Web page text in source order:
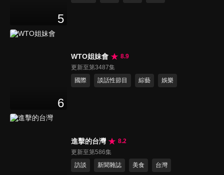
5
6
WTO姐妹會
8.9
更新至第3487集
國際
談話性節目 綜藝 娛樂
進擊的台灣
8.2
更新至第586集
訪談
新聞雜誌 美食 台灣